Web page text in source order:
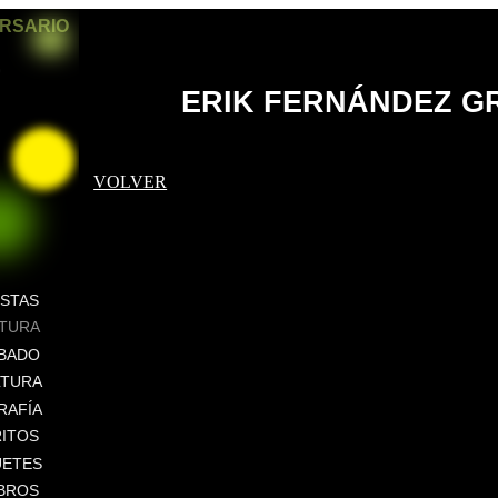
ERIK FERNÁNDEZ
VOLVER